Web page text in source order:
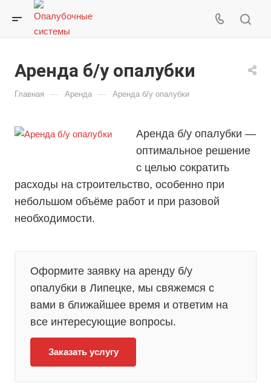
Аренда б/у опалубки
Главная — Аренда — Аренда б/у опалубки
Аренда б/у опалубки —
оптимальное решение
с целью сократить
расходы на строительство, особенно при
небольшом объёме работ и при разовой
необходимости.
Оформите заявку на aренду б/у
опалубки в Липецке, мы свяжемся с
вами в ближайшее время и ответим на
все интересующие вопросы.
Заказать услугу